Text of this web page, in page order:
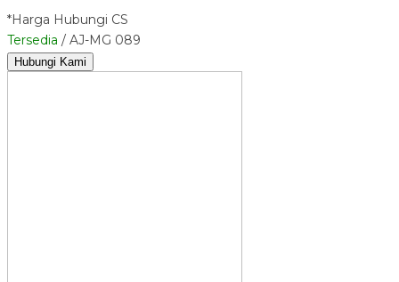
*Harga Hubungi CS
Tersedia / AJ-MG 089
Hubungi Kami